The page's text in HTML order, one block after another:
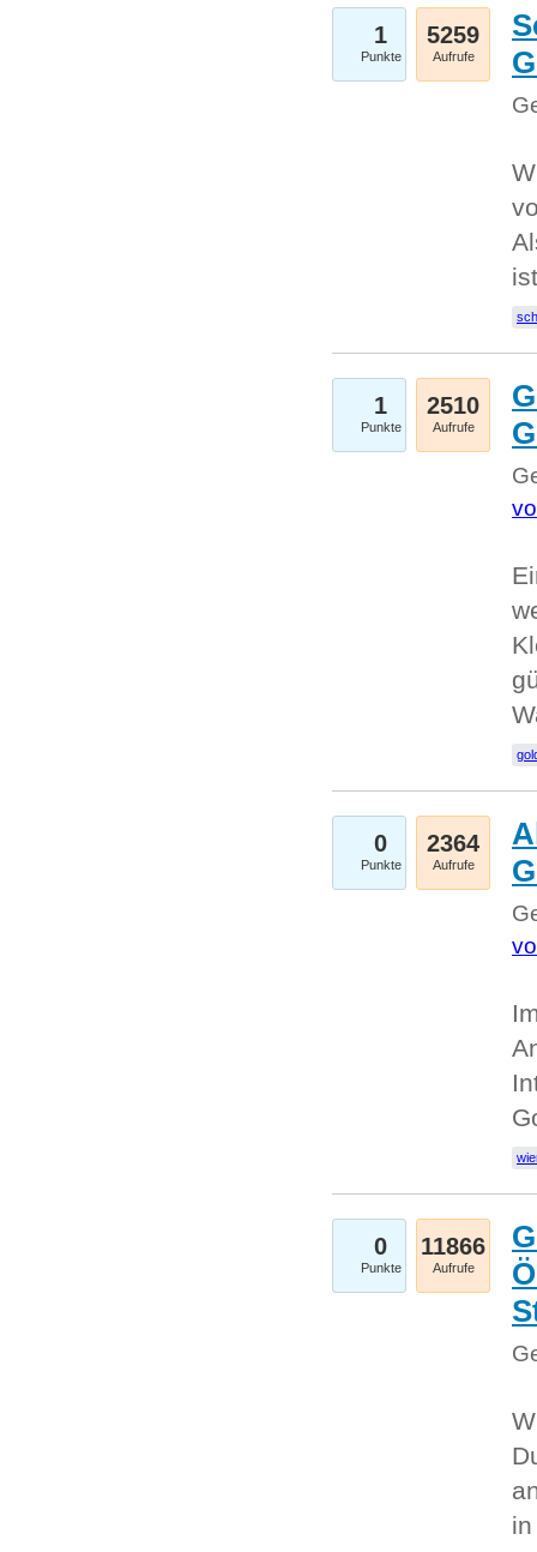
1
Punkte
5259
Aufrufe
1
Punkte
2510
Aufrufe
0
Punkte
2364
Aufrufe
0
Punkte
11866
Aufrufe